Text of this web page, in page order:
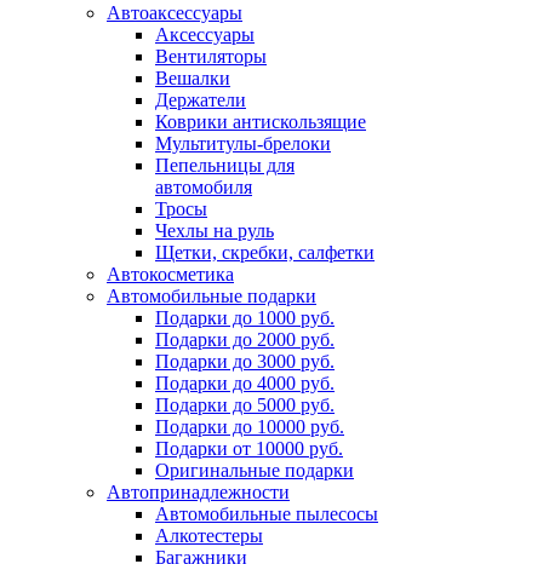
Автоаксессуары
Аксессуары
Вентиляторы
Вешалки
Держатели
Коврики антискользящие
Мультитулы-брелоки
Пепельницы для
автомобиля
Тросы
Чехлы на руль
Щетки, скребки, салфетки
Автокосметика
Автомобильные подарки
Подарки до 1000 руб.
Подарки до 2000 руб.
Подарки до 3000 руб.
Подарки до 4000 руб.
Подарки до 5000 руб.
Подарки до 10000 руб.
Подарки от 10000 руб.
Оригинальные подарки
Автопринадлежности
Автомобильные пылесосы
Алкотестеры
Багажники